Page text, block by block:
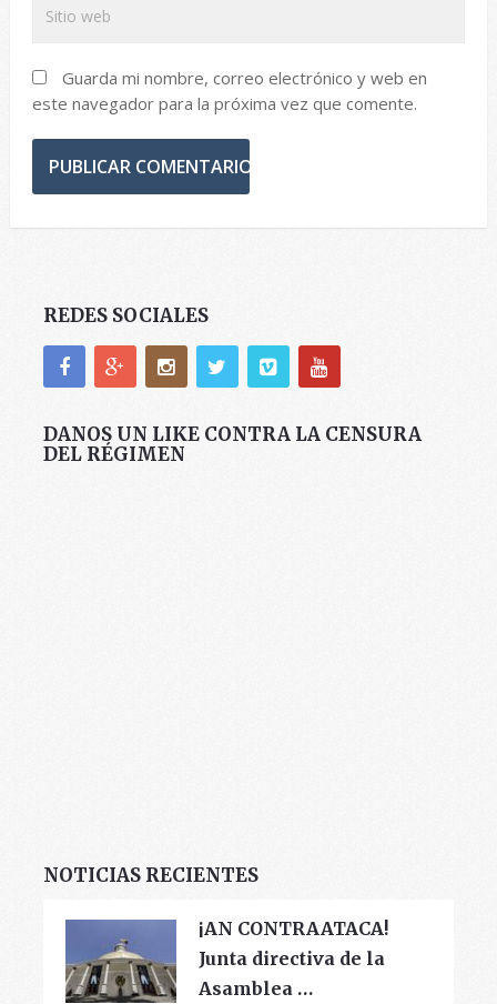
Guarda mi nombre, correo electrónico y web en
este navegador para la próxima vez que comente.
REDES SOCIALES
DANOS UN LIKE CONTRA LA CENSURA
DEL RÉGIMEN
NOTICIAS RECIENTES
¡AN CONTRAATACA!
Junta directiva de la
Asamblea …